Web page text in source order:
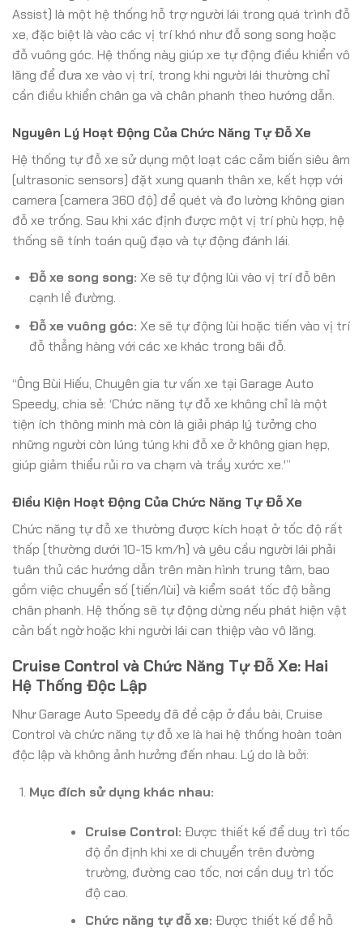
Assist) là một hệ thống hỗ trợ người lái trong quá trình đỗ
xe, đặc biệt là vào các vị trí khó như đỗ song song hoặc
đỗ vuông góc. Hệ thống này giúp xe tự động điều khiển vô
lăng để đưa xe vào vị trí, trong khi người lái thường chỉ
cần điều khiển chân ga và chân phanh theo hướng dẫn.
Nguyên Lý Hoạt Động Của Chức Năng Tự Đỗ Xe
Hệ thống tự đỗ xe sử dụng một loạt các cảm biến siêu âm
(ultrasonic sensors) đặt xung quanh thân xe, kết hợp với
camera (camera 360 độ) để quét và đo lường không gian
đỗ xe trống. Sau khi xác định được một vị trí phù hợp, hệ
thống sẽ tính toán quỹ đạo và tự động đánh lái.
Đỗ xe song song: Xe sẽ tự động lùi vào vị trí đỗ bên
cạnh lề đường.
Đỗ xe vuông góc: Xe sẽ tự động lùi hoặc tiến vào vị trí
đỗ thẳng hàng với các xe khác trong bãi đỗ.
“Ông Bùi Hiếu, Chuyên gia tư vấn xe tại Garage Auto
Speedy, chia sẻ: ‘Chức năng tự đỗ xe không chỉ là một
tiện ích thông minh mà còn là giải pháp lý tưởng cho
những người còn lúng túng khi đỗ xe ở không gian hẹp,
giúp giảm thiểu rủi ro va chạm và trầy xước xe.'”
Điều Kiện Hoạt Động Của Chức Năng Tự Đỗ Xe
Chức năng tự đỗ xe thường được kích hoạt ở tốc độ rất
thấp (thường dưới 10-15 km/h) và yêu cầu người lái phải
tuân thủ các hướng dẫn trên màn hình trung tâm, bao
gồm việc chuyển số (tiến/lùi) và kiểm soát tốc độ bằng
chân phanh. Hệ thống sẽ tự động dừng nếu phát hiện vật
cản bất ngờ hoặc khi người lái can thiệp vào vô lăng.
Cruise Control và Chức Năng Tự Đỗ Xe: Hai
Hệ Thống Độc Lập
Như Garage Auto Speedy đã đề cập ở đầu bài, Cruise
Control và chức năng tự đỗ xe là hai hệ thống hoàn toàn
độc lập và không ảnh hưởng đến nhau. Lý do là bởi:
Mục đích sử dụng khác nhau:
Cruise Control: Được thiết kế để duy trì tốc
độ ổn định khi xe di chuyển trên đường
trường, đường cao tốc, nơi cần duy trì tốc
độ cao.
Chức năng tự đỗ xe: Được thiết kế để hỗ